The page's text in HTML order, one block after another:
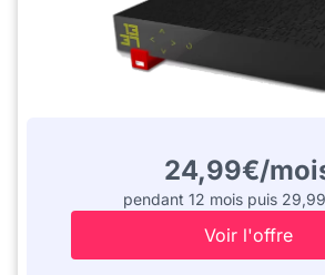
24,99€/
pendant 12 mois puis
Voir l'offre